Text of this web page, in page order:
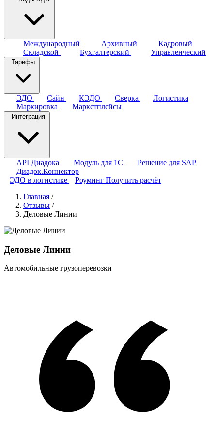
Международный Архивный
Кадровый
Складской
Бухгалтерский Управленческий
Тарифы
ЭДО Сайн КЭДО Сверка
Логистика
Маркировка
Маркетплейсы
Интеграция
API Диадока Модуль для 1С
Решение для SAP
Диадок.Коннектор
ЭДО в логистике
Роуминг Получить расчёт
Главная /
Отзывы /
Деловые Линии
Деловые Линии
Автомобильные грузоперевозки